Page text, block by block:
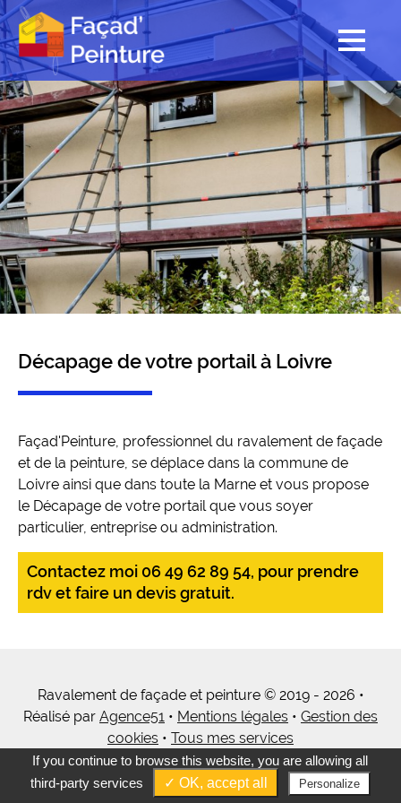
Décapage de votre portail à Loivre
Façad'Peinture, professionnel du ravalement de façade
et de la peinture, se déplace dans la commune de
Loivre ainsi que dans toute la Marne et vous propose
le Décapage de votre portail que vous soyer
particulier, entreprise ou administration.
Contactez moi 06 49 62 89 54, pour prendre
rdv et faire un devis gratuit.
Ravalement de façade et peinture © 2019 - 2026 •
Réalisé par Agence51 • Mentions légales • Gestion des
cookies • Tous mes services
If you continue to browse this website, you are allowing all
third-party services
✓ OK, accept all Personalize